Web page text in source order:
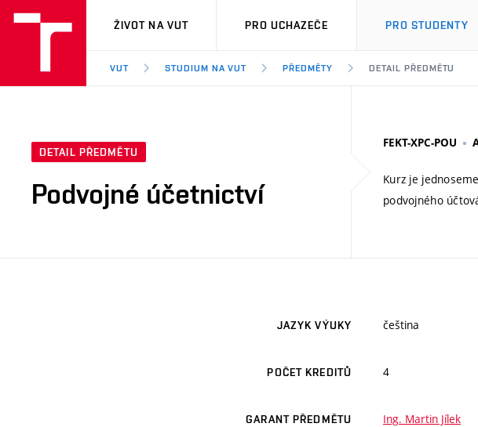
VUT
ŽIVOT NA VUT PRO UCHAZEČE PRO STUDENTY
VUT STUDIUM NA VUT PŘEDMĚTY DETAIL PŘEDMĚTU
DETAIL PŘEDMĚTU
Podvojné účetnictví
FEKT-XPC-POU
Kurz je
podvojného
JAZYK VÝUKY čeština
POČET KREDITŮ 4
GARANT PŘEDMĚTU Ing. Martin Jílek